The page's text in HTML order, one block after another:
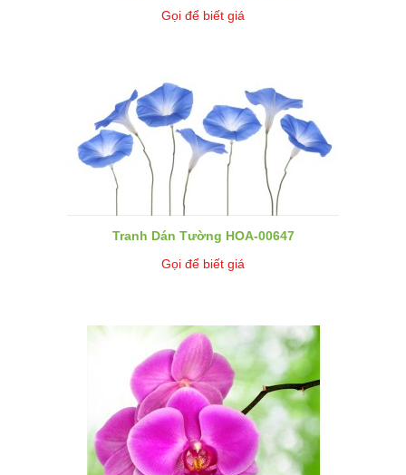
Gọi để biết giá
Tranh Dán Tường HOA-00647
Gọi để biết giá